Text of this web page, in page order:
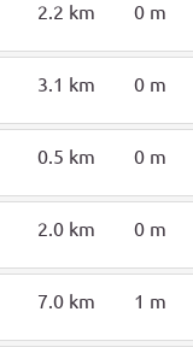
2.2 km 0 m
3.1 km 0 m
0.5 km 0 m
2.0 km 0 m
7.0 km 1 m